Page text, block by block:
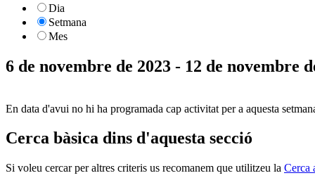
Dia
Setmana
Mes
6 de novembre de 2023 - 12 de novembre
En data d'avui no hi ha programada cap activitat per a aquesta
Cerca bàsica dins d'aquesta secció
Si voleu cercar per altres criteris us recomanem que utilitzeu la Cerca